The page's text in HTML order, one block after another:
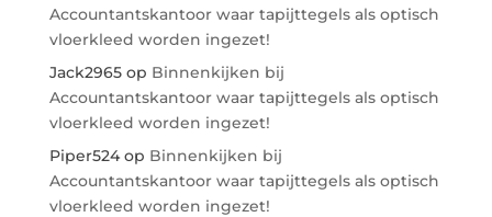
Accountantskantoor waar tapijttegels als optisch
vloerkleed worden ingezet!
Jack2965op Binnenkijken bij
Accountantskantoor waar tapijttegels als optisch
vloerkleed worden ingezet!
Piper524op Binnenkijken bij
Accountantskantoor waar tapijttegels als optisch
vloerkleed worden ingezet!